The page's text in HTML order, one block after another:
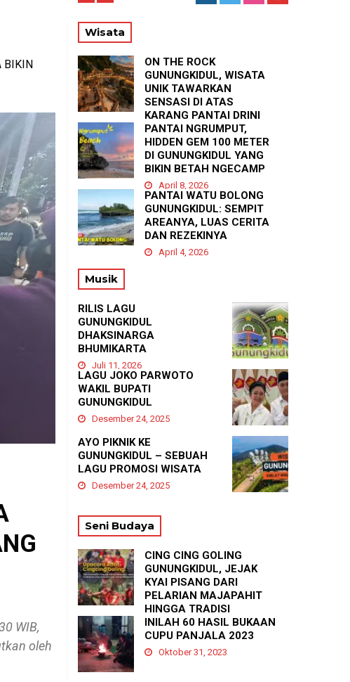
BIKIN
WIB,
oleh
Wisata
ON THE ROCK
GUNUNGKIDUL, WISATA
UNIK TAWARKAN
SENSASI DI ATAS
KARANG PANTAI DRINI
April 23, 2026
PANTAI NGRUMPUT,
HIDDEN GEM 100 METER
DI GUNUNGKIDUL YANG
BIKIN BETAH NGECAMP
April 8, 2026
PANTAI WATU BOLONG
GUNUNGKIDUL: SEMPIT
AREANYA, LUAS CERITA
DAN REZEKINYA
April 4, 2026
Musik
RILIS LAGU
GUNUNGKIDUL
DHAKSINARGA
BHUMIKARTA
Juli 11, 2026
LAGU JOKO PARWOTO
WAKIL BUPATI
GUNUNGKIDUL
Desember 24, 2025
AYO PIKNIK KE
GUNUNGKIDUL – SEBUAH
LAGU PROMOSI WISATA
Desember 24, 2025
Seni Budaya
CING CING GOLING
GUNUNGKIDUL, JEJAK
KYAI PISANG DARI
PELARIAN MAJAPAHIT
HINGGA TRADISI
TASYAKURAN
PADUKUHAN GEDANGAN
Agustus 21, 2025
INILAH 60 HASIL BUKAAN
CUPU PANJALA 2023
Oktober 31, 2023